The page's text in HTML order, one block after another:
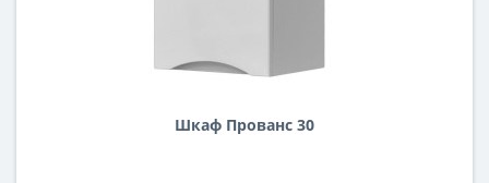
Шкаф Прованс 30